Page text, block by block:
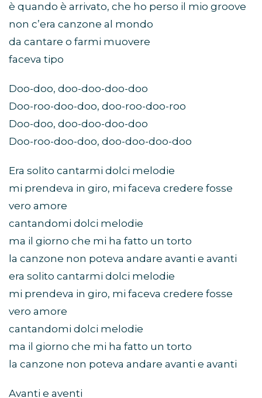
è quando è arrivato, che ho perso il mio groove
non c’era canzone al mondo
da cantare o farmi muovere
faceva tipo
Doo-doo, doo-doo-doo-doo
Doo-roo-doo-doo, doo-roo-doo-roo
Doo-doo, doo-doo-doo-doo
Doo-roo-doo-doo, doo-doo-doo-doo
Era solito cantarmi dolci melodie
mi prendeva in giro, mi faceva credere fosse
vero amore
cantandomi dolci melodie
ma il giorno che mi ha fatto un torto
la canzone non poteva andare avanti e avanti
era solito cantarmi dolci melodie
mi prendeva in giro, mi faceva credere fosse
vero amore
cantandomi dolci melodie
ma il giorno che mi ha fatto un torto
la canzone non poteva andare avanti e avanti
Avanti e aventi